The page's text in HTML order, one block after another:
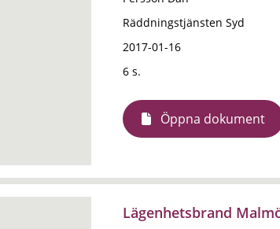
Räddningstjänsten Syd
2017-01-16
6 s.
Öppna dokument
Lägenhetsbrand